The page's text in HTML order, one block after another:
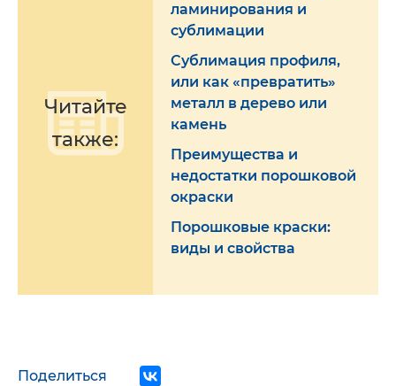
Читайте
также:
ламинирования и
сублимации
Сублимация профиля,
или как «превратить»
металл в дерево или
камень
Преимущества и
недостатки порошковой
окраски
Порошковые краски:
виды и свойства
Поделиться